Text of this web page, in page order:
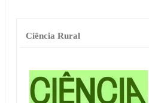
Ciência Rural